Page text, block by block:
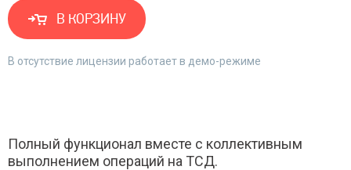
В КОРЗИНУ
В отсутствие лицензии работает в демо-режиме
Полный функционал вместе с коллективным
выполнением операций на ТСД.